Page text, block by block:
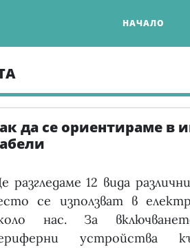
НАЧАЛО
да се ориентираме в
разгледаме 12 вида
се използват в
нас. За
устройства